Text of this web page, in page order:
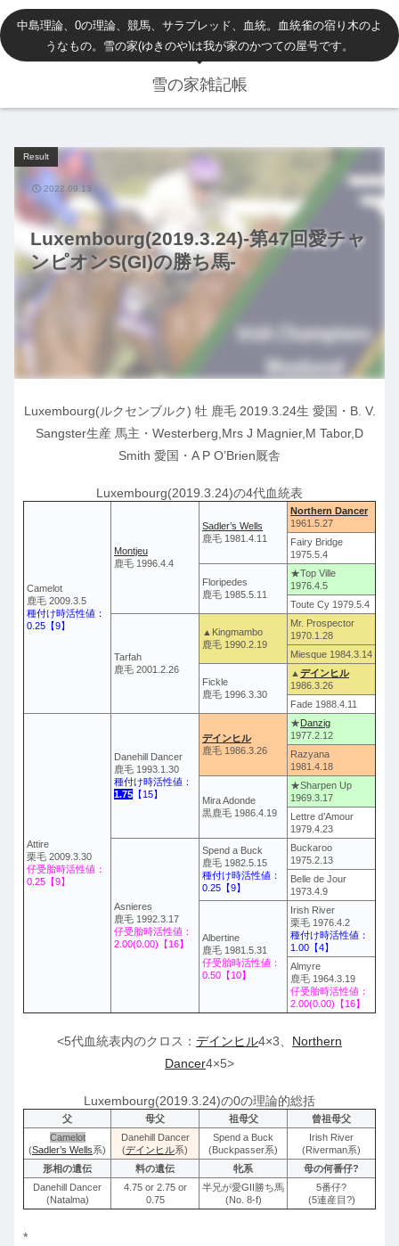
中島理論、0の理論、競馬、サラブレッド、血統。血統雀の宿り木のよ
うなもの。雪の家(ゆきのや)は我が家のかつての屋号です。
雪の家雑記帳
Luxembourg(2019.3.24)-第47回愛チャ
ンピオンS(GI)の勝ち馬-
Result
2022.09.13
Luxembourg(ルクセンブルク) 牡 鹿毛 2019.3.24生 愛国・B. V.
Sangster生産 馬主・Westerberg,Mrs J Magnier,M Tabor,D
Smith 愛国・A P O’Brien厩舎
Luxembourg(2019.3.24)の4代血統表
Camelot
鹿毛 2009.3.5
種付け時活性値：
0.25【9】
Montjeu
鹿毛 1996.4.4
Sadler’s Wells
鹿毛 1981.4.11
Northern Dancer
1961.5.27
Fairy Bridge
1975.5.4
Floripedes
鹿毛 1985.5.11
★Top Ville
1976.4.5
Toute Cy 1979.5.4
Tarfah
鹿毛 2001.2.26
▲Kingmambo
鹿毛 1990.2.19
Mr. Prospector
1970.1.28
Miesque 1984.3.14
Fickle
鹿毛 1996.3.30
▲ デインヒル
1986.3.26
Fade 1988.4.11
Attire
栗毛 2009.3.30
仔受胎時活性値：
0.25【9】
Danehill Dancer
鹿毛 1993.1.30
種付け時活性値：
1.75 【15】
デインヒル
鹿毛 1986.3.26
★Danzig
1977.2.12
Razyana
1981.4.18
Mira Adonde
黒鹿毛 1986.4.19
★Sharpen Up
1969.3.17
Lettre d’Amour
1979.4.23
Asnieres
鹿毛 1992.3.17
仔受胎時活性値：
2.00(0.00)【16】
Spend a Buck
鹿毛 1982.5.15
種付け時活性値：
0.25【9】
Buckaroo
1975.2.13
Belle de Jour
1973.4.9
Albertine
鹿毛 1981.5.31
仔受胎時活性値：
0.50【10】
Irish River
栗毛 1976.4.2
種付け時活性値：
1.00【4】
Almyre
鹿毛 1964.3.19
仔受胎時活性値：
2.00(0.00)【16】
<5代血統表内のクロス： デインヒル4×3、 Northern
Dancer4×5>
Luxembourg(2019.3.24)の0の理論的総括
父 母父 祖母父
曾祖母父
Camelot
(Sadler’s Wells系)
Danehill Dancer
(デインヒル系)
Spend a Buck
(Buckpasser系)
Irish River
(Riverman系)
形相の遺伝
料の遺伝 牝系
母の何番仔?
Danehill Dancer
(Natalma)
4.75 or 2.75 or
0.75
半兄が愛GII勝ち馬
(No. 8-f)
5番仔?
(5連産目?)
*